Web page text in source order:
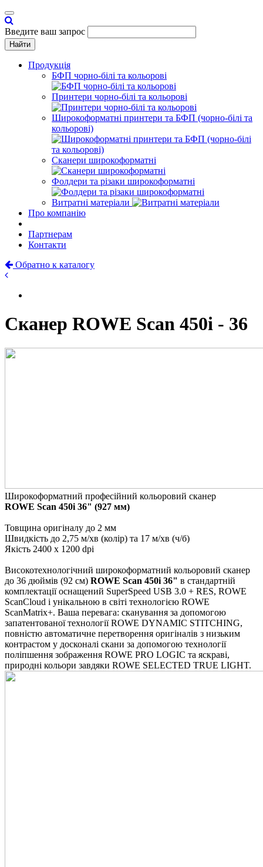
Toggle
navigation
Введите ваш запрос
Найти
Продукція
БФП чорно-білі та кольорові
Принтери чорно-білі та кольорові
Широкоформатні принтери та БФП (чорно-білі та
кольорові)
Сканери широкоформатні
Фолдери та різаки широкоформатні
Витратні матеріали
Про компанію
Партнерам
Контакти
Обратно к каталогу
Сканер ROWE Scan 450i - 36
Широкоформатний професійний кольоровий сканер
ROWE Scan 450i 36" (927 мм)
Товщина оригіналу до 2 мм
Швидкість до 2,75 м/хв (колір) та 17 м/хв (ч/б)
Якість 2400 х 1200 dpi
Високотехнологічний широкоформатний кольоровий сканер
до 36 дюймів (92 см) ROWE Scan 450i 36" в стандартній
комплектації оснащений SuperSpeed USB 3.0 + RES, ROWE
ScanCloud і унікальною в світі технологією ROWE
ScanMatrix+. Ваша перевага: сканування за допомогою
запатентованої технології ROWE DYNAMIC STITCHING,
повністю автоматичне перетворення оригіналів з низьким
контрастом у досконалі скани за допомогою технології
поліпшення зображення ROWE PRO LOGIC та яскраві,
природні кольори завдяки ROWE SELECTED TRUE LIGHT.